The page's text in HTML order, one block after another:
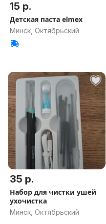
15 р.
Детская паста elmex
Минск, Октябрьский
35 р.
Набор для чистки ушей
ухочистка
Минск, Октябрьский